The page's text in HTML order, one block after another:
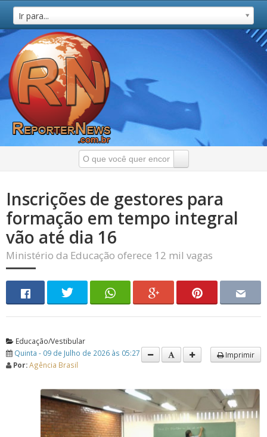
Ir para...
Inscrições de gestores para
formação em tempo integral
vão até dia 16
Ministério da Educação oferece 12 mil vagas
Educação/Vestibular
Quinta - 09 de Julho de 2026 às 05:27
Por:Agência Brasil
Imprimir